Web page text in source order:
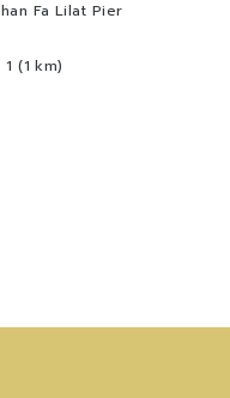
Fa Lilat Pier
(1 km)